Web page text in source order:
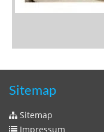
Sitemap
Sitemap
Impressum
Datenschutzerklärung